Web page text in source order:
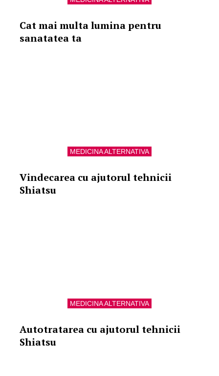
Cat mai multa lumina pentru
sanatatea ta
MEDICINA ALTERNATIVA
Vindecarea cu ajutorul tehnicii
Shiatsu
MEDICINA ALTERNATIVA
Autotratarea cu ajutorul tehnicii
Shiatsu